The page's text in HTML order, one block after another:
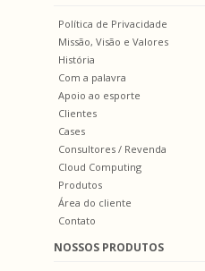
Política de Privacidade
Missão, Visão e Valores
História
Com a palavra
Apoio ao esporte
Clientes
Cases
Consultores / Revenda
Cloud Computing
Produtos
Área do cliente
Contato
NOSSOS PRODUTOS